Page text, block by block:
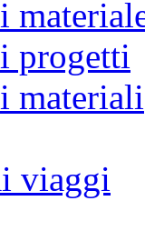
progetti
materiali
viaggi